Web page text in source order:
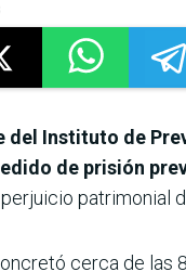
del Instituto de
de prisión
patrimonial
cerca de las